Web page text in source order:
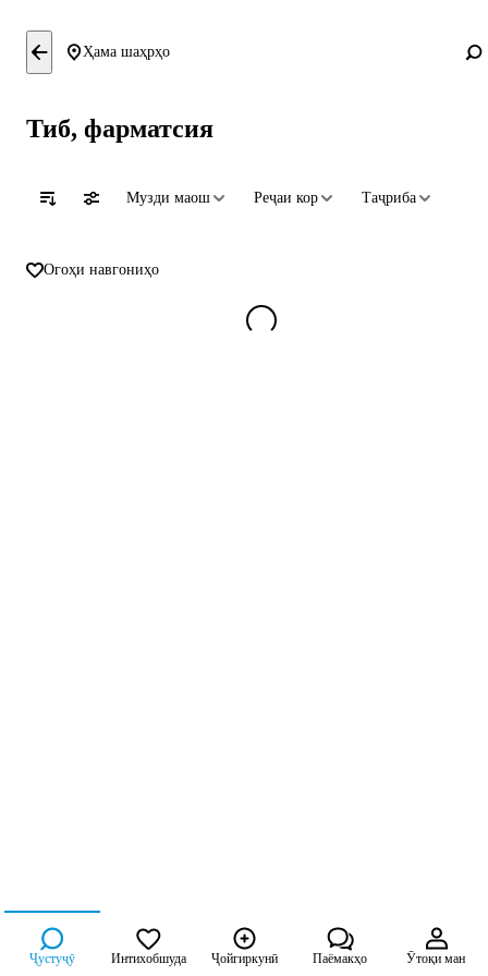
Ҳама шаҳрҳо
Тиб, фарматсия
Музди маош Реҷаи кор Таҷриба
Огоҳи навгониҳо
Ҷустуҷӯ Интихобшуда Ҷойгиркунӣ Паёмакҳо Ӯтоқи ман